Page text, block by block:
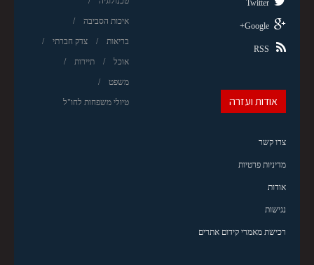
איכות הסביבה
בריאות צדק חברתי
אוכל תיירות
משפט
טיולי משפחות לחו"ל
Twitter
Google+
RSS
אודות ועזרה
צרו קשר
מדיניות פרטיות
אודות
נגישות
רכישת מאמרי קידום אתרים